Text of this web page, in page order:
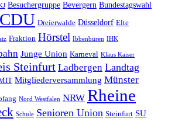
Besuchergruppe Bevergern Bundestagswahl
CDU Dreierwalde Düsseldorf Elte
Fraktion Hörstel Ibbenbüren IHK
Junge Union Karneval Klaus Kaiser
Steinfurt Ladbergen Landtag
Mitgliederversammlung Münster
Nord Westfalen NRW Rheine
Schule Senioren Union Steinfurt SU